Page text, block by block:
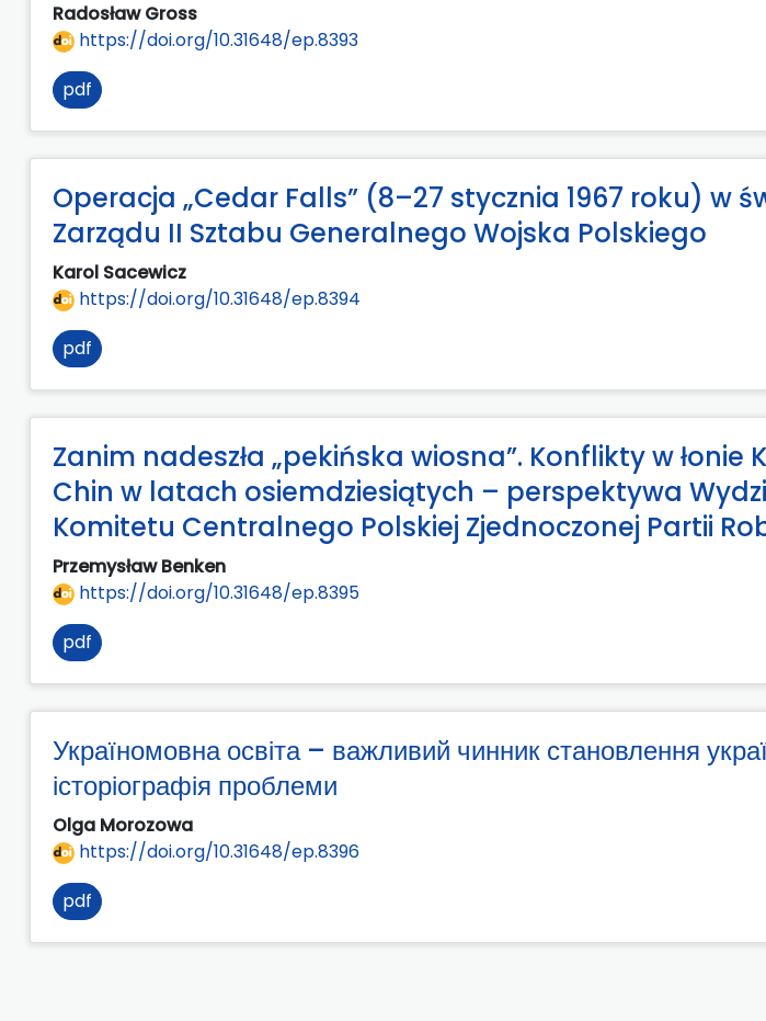
Radosław Gross
https://doi.org/10.31648/ep.8393
pdf
Operacja „Cedar Falls” (8–27 stycznia 1967 roku) w
Zarządu II Sztabu Generalnego Wojska Polskiego
Karol Sacewicz
https://doi.org/10.31648/ep.8394
pdf
Zanim nadeszła „pekińska wiosna”. Konflikty w łonie
Chin w latach osiemdziesiątych – perspektywa
Komitetu Centralnego Polskiej Zjednoczonej Partii
Przemysław Benken
https://doi.org/10.31648/ep.8395
pdf
Україномовна освіта – важливий чинник становлення
історіографія проблеми
Olga Morozowa
https://doi.org/10.31648/ep.8396
pdf